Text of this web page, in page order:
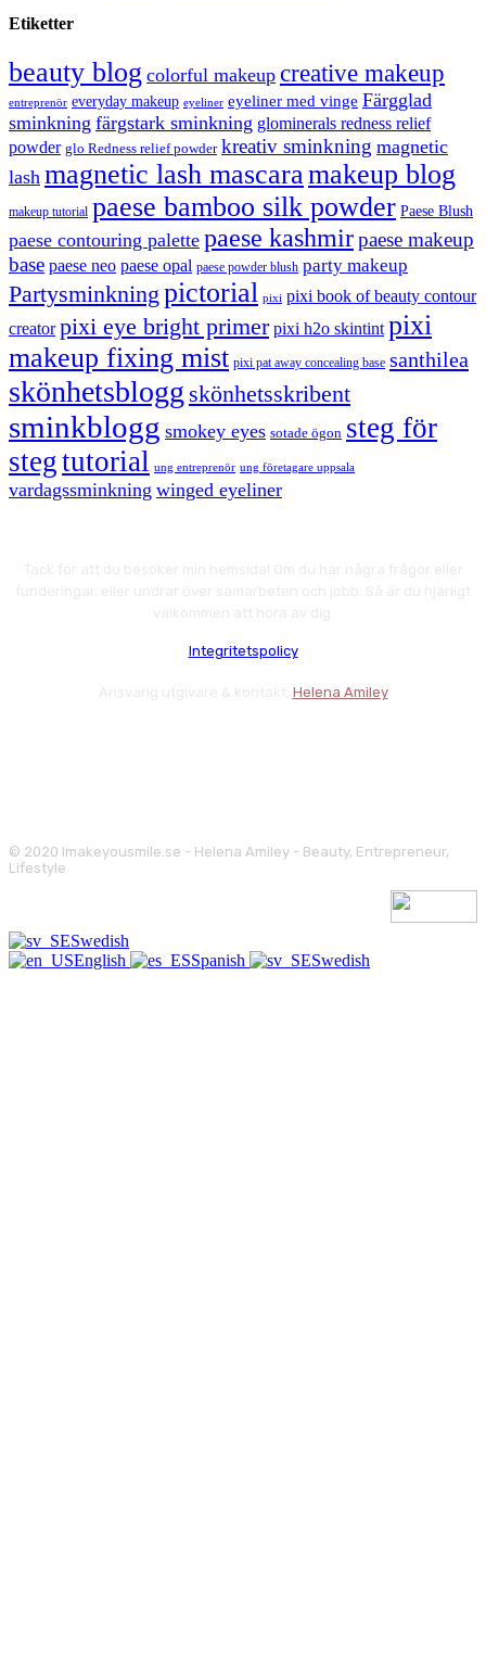
Etiketter
beauty blog colorful makeup creative makeup
entreprenör everyday makeup eyeliner eyeliner med vinge Färgglad
sminkning färgstark sminkning glominerals redness relief
powder glo Redness relief powder kreativ sminkning magnetic
lash magnetic lash mascaramakeup blog
makeup tutorial paese bamboo silk powder Paese Blush
paese contouring palette paese kashmirpaese makeup
base paese neo paese opal paese powder blush party makeup
Partysminkning pictorial pixi pixi book of beauty contour
creator pixi eye bright primer pixi h2o skintint pixi
makeup fixing mist pixi pat away concealing base santhilea
skönhetsblogg skönhetsskribent
sminkblogg smokey eyes sotade ögon steg för
stegtutorial ung entreprenör ung företagare uppsala
vardagssminkning winged eyeliner
Integritetspolicy
Helena Amiley
© 2020 Imakeyousmile.se - Helena Amiley - Beauty, Entrepreneur,
Lifestyle
Swedish
English
Spanish Swedish